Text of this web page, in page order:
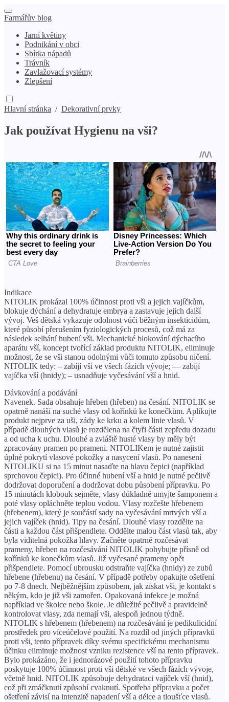
Farmářův blog
Jarní květiny
Podnikání v obci
Sbírka nápadů
Trávník
Zavlažovací systémy
Zlepšení
Hlavní stránka / Dekorativní prvky
Jak používat Hygienu na vši?
Indikace
NITOLIK prokázal 100% účinnost proti vši a jejich vajíčkům,
blokuje dýchání a dehydratuje embrya a zastavuje jejich další
vývoj. Veš dětská vykazuje odolnost vůči běžným insekticidům,
které působí přerušením fyziologických procesů, což má za
následek selhání hubení vši. Mechanické blokování dýchacího
aparátu vší, koncept tvořící základ produktu NITOLIK, eliminuje
možnost, že se vši stanou odolnými vůči tomuto způsobu ničení.
NITOLIK tedy: – zabíjí vši ve všech fázích vývoje; — zabíjí
vajíčka vší (hnidy); – usnadňuje vyčesávání vší a hnid.
Dávkování a podávání
Navenek. Sada obsahuje hřeben (hřeben) na česání. NITOLIK se
opatrně nanáší na suché vlasy od kořínků ke konečkům. Aplikujte
produkt nejprve za uši, zády ke krku a kolem linie vlasů. V
případě dlouhých vlasů je rozdělena na čtyři části zepředu dozadu
a od ucha k uchu. Dlouhé a zvláště husté vlasy by měly být
zpracovány pramen po prameni. NITOLIKem je nutné zajistit
úplné pokrytí vlasové pokožky a nasycení vlasů. Po nanesení
NITOLIKU si na 15 minut nasaďte na hlavu čepici (například
sprchovou čepici). Pro účinné hubení vší a hnid je nutné pečlivě
dodržovat doporučení a dodržovat dobu působení přípravku. Po
15 minutách klobouk sejměte, vlasy důkladně umyjte šamponem a
poté vlasy opláchněte teplou vodou. Vlasy rozčešte hřebenem
(hřebenem), který je součástí sady na vyčesávání mrtvých vší a
jejich vajíček (hnid). Tipy na česání. Dlouhé vlasy rozdělte na
části a každou část přišpendlete. Oddělte malou část vlasů tak, aby
byla viditelná pokožka hlavy. Začněte opatrně rozčesávat
prameny, hřeben na rozčesávání NITOLIK pohybujte přísně od
kořínků ke konečkům vlasů. Již vyčesané prameny opět
přišpendlete. Pomocí ubrousku odstraňte vajíčka (hnidy) ze zubů
hřebene (hřebenu) na česání. V případě potřeby opakujte ošetření
po 7-8 dnech. Nejběžnějším způsobem, jak získat vši, je kontakt s
někým, kdo je již vši zamořen. Opakovaná infekce je možná
například ve školce nebo škole. Je důležité pečlivě a pravidelně
kontrolovat vlasy, zda nemají vši, alespoň jednou týdně.
NITOLIK s hřebenem (hřebenem) na rozčesávání je pedikulicidní
prostředek pro víceúčelové použití. Na rozdíl od jiných přípravků
proti vši, tento přípravek díky svému specifickému mechanismu
účinku eliminuje možnost vzniku rezistence vší na tento přípravek.
Bylo prokázáno, že i jednorázové použití tohoto přípravku
poskytuje 100% účinnost proti vši dětské ve všech fázích vývoje,
včetně hnid. NITOLIK způsobuje dehydrataci vajíček vší (hnid),
což při zmáčknutí způsobí cvaknutí. Spotřeba přípravku a počet
ošetření závisí na intenzitě napadení vší a délce a tloušťce vlasů.